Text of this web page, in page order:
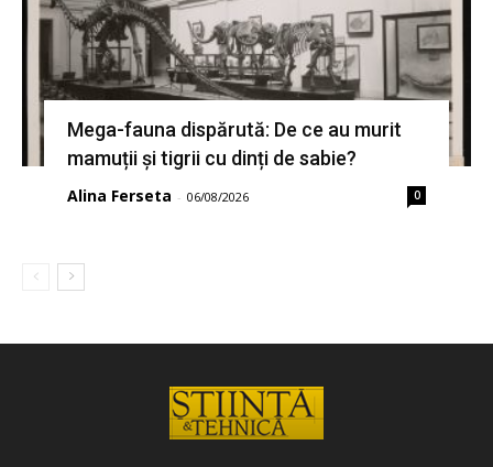
Mega-fauna dispărută: De ce au murit
mamuții și tigrii cu dinți de sabie?
Alina Ferseta - 06/08/2026 0